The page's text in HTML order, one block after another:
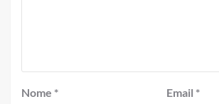
Nome * Email *